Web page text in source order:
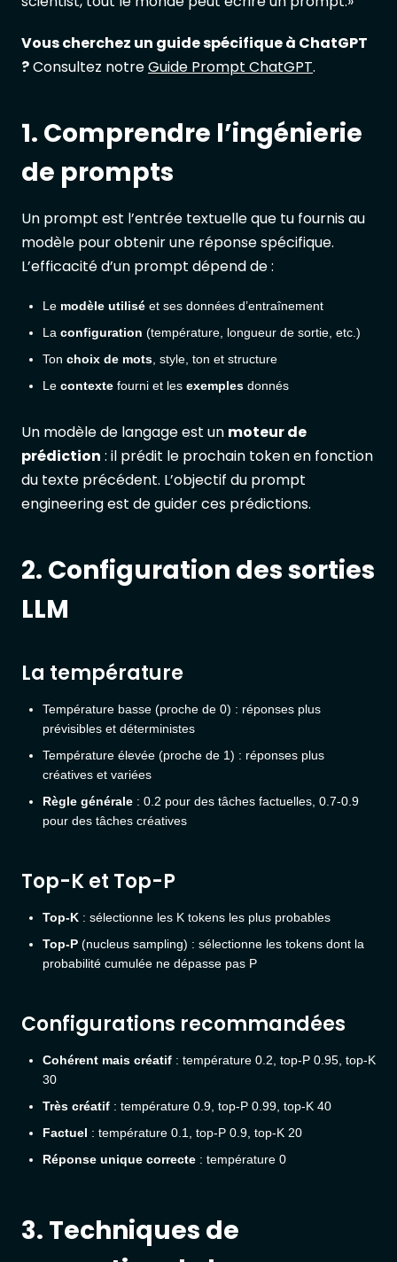
Vous cherchez un guide spécifique à ChatGPT
?Consultez notreGuide Prompt ChatGPT.
1. Comprendre l’ingénierie
de prompts
Un prompt est l’entrée textuelle que tu fournis au
modèle pour obtenir une réponse spécifique.
L’efficacité d’un prompt dépend de :
Le modèle utilisé et ses données d’entraînement
La configuration (température, longueur de sortie, etc.)
Ton choix de mots, style, ton et structure
Le contexte fourni et les exemples donnés
Un modèle de langage est un moteur de
prédiction : il prédit le prochain token en fonction
du texte précédent. L’objectif du prompt
engineering est de guider ces prédictions.
2. Configuration des sorties
LLM
La température
Température basse (proche de 0) : réponses plus
prévisibles et déterministes
Température élevée (proche de 1) : réponses plus
créatives et variées
Règle générale : 0.2 pour des tâches factuelles, 0.7-0.9
pour des tâches créatives
Top-K et Top-P
Top-K : sélectionne les K tokens les plus probables
Top-P (nucleus sampling) : sélectionne les tokens dont la
probabilité cumulée ne dépasse pas P
Configurations recommandées
Cohérent mais créatif : température 0.2, top-P 0.95, top-K
30
Très créatif : température 0.9, top-P 0.99, top-K 40
Factuel : température 0.1, top-P 0.9, top-K 20
Réponse unique correcte : température 0
3. Techniques de